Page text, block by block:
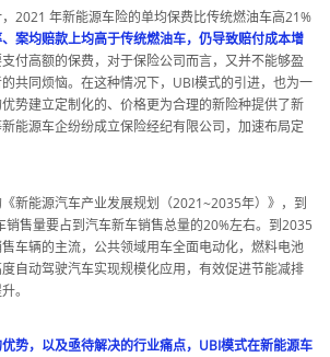
2021 年新能源车险的单均保费比传统燃油车高21%
案均赔款上均高于传统燃油车，仍导致赔付成本增
付高额的保费，对于保险公司而言，又并不能够盈
共同烦恼。在这种情况下，UBI模式的引进，也为一
势建立定制化的、价格更为合理的新险种提供了新
能源车企纷纷成立保险经纪有限公司，加速布局定
新能源汽车产业发展规划（2021~2035年）》，到
售量要占到汽车新车销售总量的20%左右。到2035
车辆的主流，公共领域用车全面电动化，燃料电池
自动驾驶汽车实现规模化应用，有效促进节能减排
。
势，以及亟待解决的行业痛点，UBI模式在新能源车